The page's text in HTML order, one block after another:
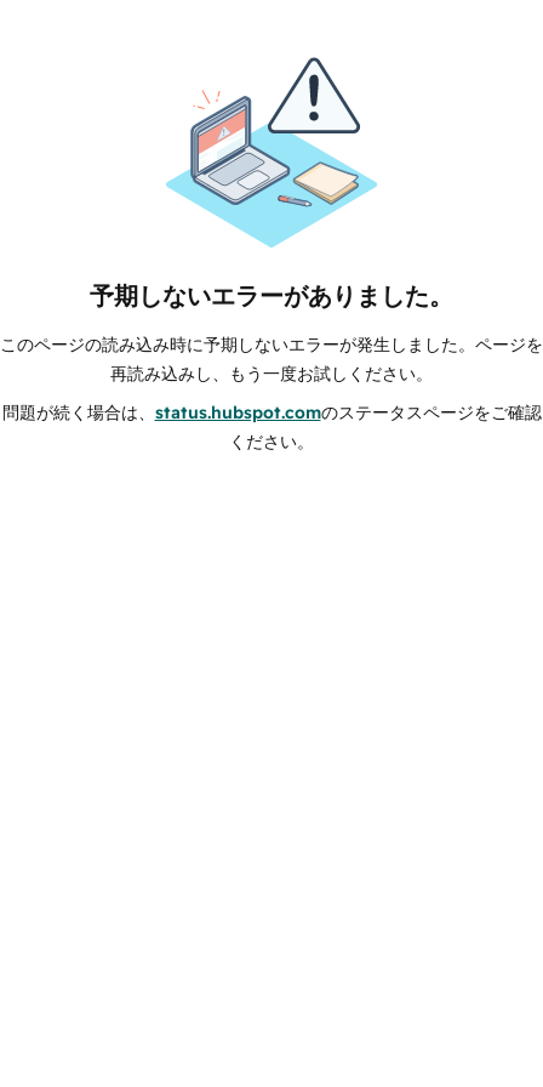
予期しないエラーがありました。
このページの読み込み時に予期しないエラーが発生しました。ページを
再読み込みし、もう一度お試しください。
問題が続く場合は、 status.hubspot.comのステータスページをご確認
ください。